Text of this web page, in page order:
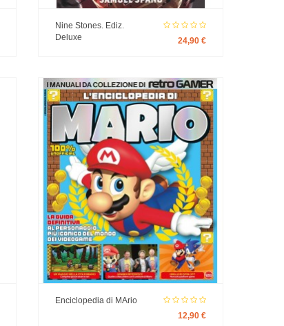
Nine Stones. Ediz.
Deluxe
24,90 €
Enciclopedia di MArio
12,90 €